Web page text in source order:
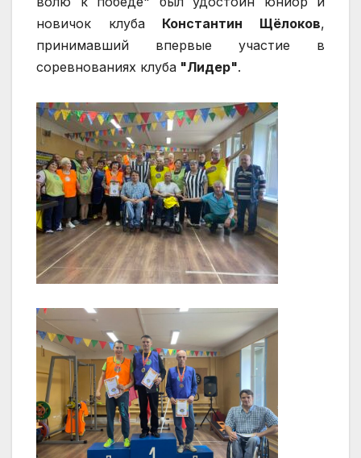
новичок клуба Константин Щёлоков,
принимавший впервые участие в
соревнованиях клуба "Лидер".